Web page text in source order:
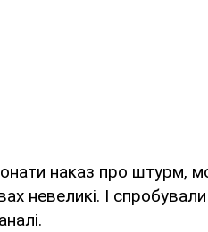
наказ про штурм,
невеликі. І